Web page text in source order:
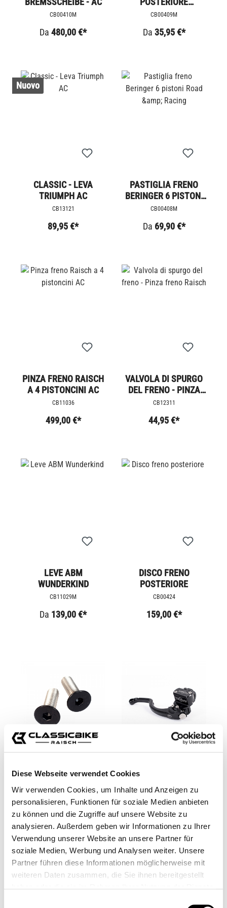
Diese Webseite verwendet Cookies
Wir verwenden Cookies, um Inhalte und Anzeigen zu
personalisieren, Funktionen für soziale Medien anbieten
zu können und die Zugriffe auf unsere Website zu
analysieren. Außerdem geben wir Informationen zu Ihrer
Verwendung unserer Website an unsere Partner für
soziale Medien, Werbung und Analysen weiter. Unsere
Partner führen diese Informationen möglicherweise mit
weiteren Daten zusammen, die Sie ihnen bereitgestellt
CB00410M
Da 480,00 €*
TRIUMPH
CB00409M
Da 35,95 €*
Nuovo
CLASSIC - LEVA
TRIUMPH AC
CB13121
89,95 €*
PASTIGLIA FRENO
BERINGER 6 PISTONI
ROAD &AMP; RACING
CB00408M
Da 69,90 €*
PINZA FRENO RAISCH
A 4 PISTONCINI AC
CB11036
499,00 €*
VALVOLA DI SPURGO
DEL FRENO - PINZA
FRENO RAISCH
CB12311
44,95 €*
LEVE ABM
WUNDERKIND
CB11029M
Da 139,00 €*
DISCO FRENO
POSTERIORE
CB00424
159,00 €*
INOSSIDABILE PER LE
COPERTURE DEI FRENI
CB00421M
Da 3,99 €*
CB00430M
699,00 €*